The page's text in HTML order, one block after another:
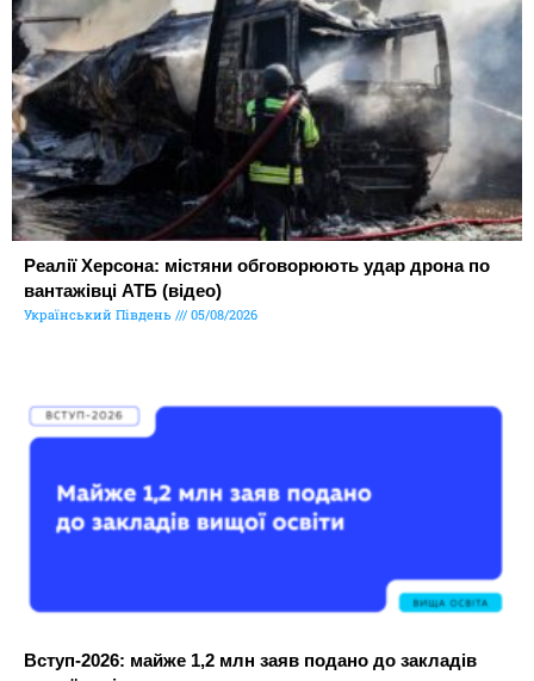
Реалії Херсона: містяни обговорюють удар дрона по
вантажівці АТБ (відео)
Український Південь 05/08/2026
Вступ-2026: майже 1,2 млн заяв подано до закладів